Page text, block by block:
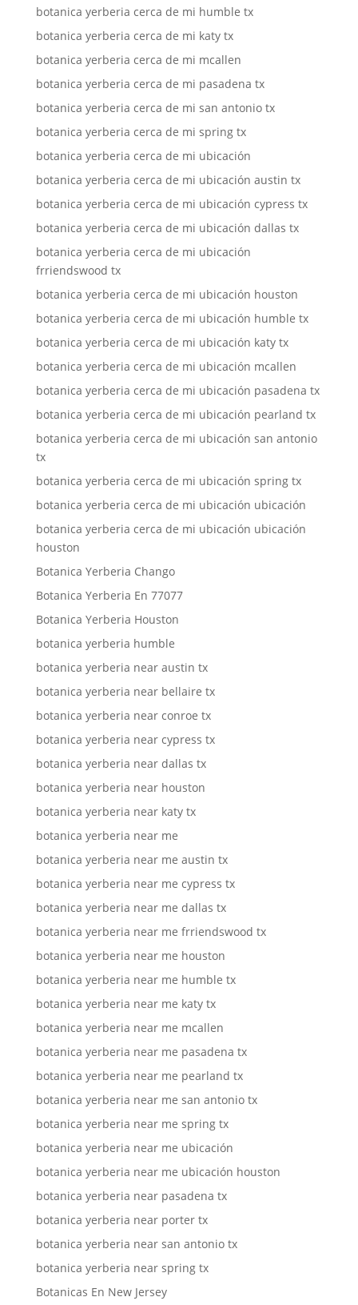
botanica yerberia cerca de mi humble tx
botanica yerberia cerca de mi katy tx
botanica yerberia cerca de mi mcallen
botanica yerberia cerca de mi pasadena tx
botanica yerberia cerca de mi san antonio tx
botanica yerberia cerca de mi spring tx
botanica yerberia cerca de mi ubicación
botanica yerberia cerca de mi ubicación austin tx
botanica yerberia cerca de mi ubicación cypress tx
botanica yerberia cerca de mi ubicación dallas tx
botanica yerberia cerca de mi ubicación
frriendswood tx
botanica yerberia cerca de mi ubicación houston
botanica yerberia cerca de mi ubicación humble tx
botanica yerberia cerca de mi ubicación katy tx
botanica yerberia cerca de mi ubicación mcallen
botanica yerberia cerca de mi ubicación pasadena tx
botanica yerberia cerca de mi ubicación pearland tx
botanica yerberia cerca de mi ubicación san antonio
tx
botanica yerberia cerca de mi ubicación spring tx
botanica yerberia cerca de mi ubicación ubicación
botanica yerberia cerca de mi ubicación ubicación
houston
Botanica Yerberia Chango
Botanica Yerberia En 77077
Botanica Yerberia Houston
botanica yerberia humble
botanica yerberia near austin tx
botanica yerberia near bellaire tx
botanica yerberia near conroe tx
botanica yerberia near cypress tx
botanica yerberia near dallas tx
botanica yerberia near houston
botanica yerberia near katy tx
botanica yerberia near me
botanica yerberia near me austin tx
botanica yerberia near me cypress tx
botanica yerberia near me dallas tx
botanica yerberia near me frriendswood tx
botanica yerberia near me houston
botanica yerberia near me humble tx
botanica yerberia near me katy tx
botanica yerberia near me mcallen
botanica yerberia near me pasadena tx
botanica yerberia near me pearland tx
botanica yerberia near me san antonio tx
botanica yerberia near me spring tx
botanica yerberia near me ubicación
botanica yerberia near me ubicación houston
botanica yerberia near pasadena tx
botanica yerberia near porter tx
botanica yerberia near san antonio tx
botanica yerberia near spring tx
Botanicas En New Jersey